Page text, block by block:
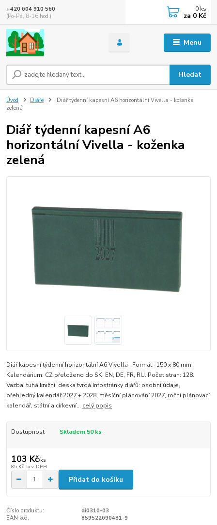
Menu
Hledat
+420 604 910 560
(Po-Pá, 8-16 hod.)
0 ks
za 0 Kč
Úvod Diáře
Diář týdenní kapesní A6 horizontální Vivella - koženka
zelená
Diář týdenní kapesní A6
horizontální Vivella - koženka
zelená
Diář kapesní týdenní horizontální A6 Vivella . Formát: 150 x 80 mm.
Kalendárium: CZ přeloženo do SK, EN, DE, FR, RU. Počet stran: 128.
Vazba: tuhá knižní, deska tvrdá.Infostránky diářů: osobní údaje,
přehledný kalendář 2027 + 2028, měsíční plánování 2027, roční plánovací
kalendář, státní a církevní... celý popis
Dostupnost Skladem 50 ks
103 Kč/ks
85 Kč bez DPH
Přidat do košíku
Číslo produktu:
di0310-03
EAN kód:
859522690481-9